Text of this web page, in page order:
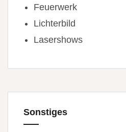
Feuerwerk
Lichterbild
Lasershows
Sonstiges